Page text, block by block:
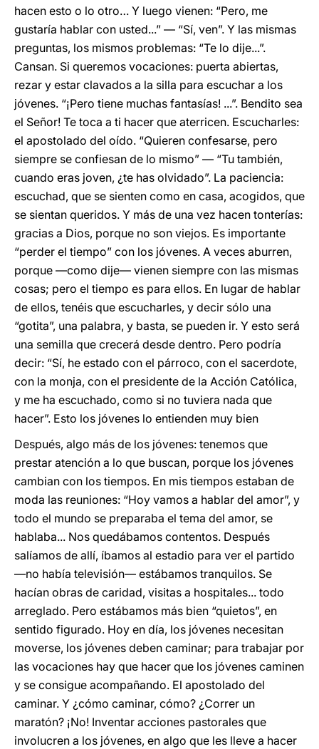
hacen esto o lo otro… Y luego vienen: “Pero, me
gustaría hablar con usted...” ― “Sí, ven”. Y las mismas
preguntas, los mismos problemas: “Te lo dije...”.
Cansan. Si queremos vocaciones: puerta abiertas,
rezar y estar clavados a la silla para escuchar a los
jóvenes. “¡Pero tiene muchas fantasías! ...”. Bendito sea
el Señor! Te toca a ti hacer que aterricen. Escucharles:
el apostolado del oído. “Quieren confesarse, pero
siempre se confiesan de lo mismo” ― “Tu también,
cuando eras joven, ¿te has olvidado”. La paciencia:
escuchad, que se sienten como en casa, acogidos, que
se sientan queridos. Y más de una vez hacen tonterías:
gracias a Dios, porque no son viejos. Es importante
“perder el tiempo” con los jóvenes. A veces aburren,
porque ―como dije― vienen siempre con las mismas
cosas; pero el tiempo es para ellos. En lugar de hablar
de ellos, tenéis que escucharles, y decir sólo una
“gotita”, una palabra, y basta, se pueden ir. Y esto será
una semilla que crecerá desde dentro. Pero podría
decir: “Sí, he estado con el párroco, con el sacerdote,
con la monja, con el presidente de la Acción Católica,
y me ha escuchado, como si no tuviera nada que
hacer”. Esto los jóvenes lo entienden muy bien
Después, algo más de los jóvenes: tenemos que
prestar atención a lo que buscan, porque los jóvenes
cambian con los tiempos. En mis tiempos estaban de
moda las reuniones: “Hoy vamos a hablar del amor”, y
todo el mundo se preparaba el tema del amor, se
hablaba... Nos quedábamos contentos. Después
salíamos de allí, íbamos al estadio para ver el partido
―no había televisión― estábamos tranquilos. Se
hacían obras de caridad, visitas a hospitales... todo
arreglado. Pero estábamos más bien “quietos”, en
sentido figurado. Hoy en día, los jóvenes necesitan
moverse, los jóvenes deben caminar; para trabajar por
las vocaciones hay que hacer que los jóvenes caminen
y se consigue acompañando. El apostolado del
caminar. Y ¿cómo caminar, cómo? ¿Correr un
maratón? ¡No! Inventar acciones pastorales que
involucren a los jóvenes, en algo que les lleve a hacer